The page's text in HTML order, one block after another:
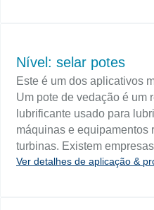
tubulações
Nível: selar potes
Este é um dos aplicativos
Um pote de vedação é um
lubrificante usado para
máquinas e equipamentos
turbinas. Existem
pequenos skids e usam
Ver detalhes de aplicação &